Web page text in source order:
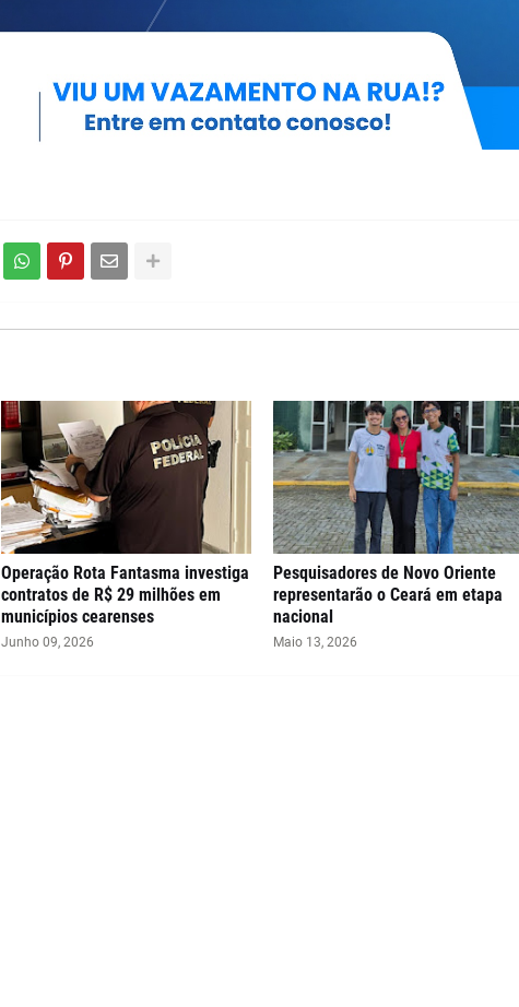
Operação Rota Fantasma investiga
contratos de R$ 29 milhões em
municípios cearenses
Junho 09, 2026
Pesquisadores de Novo Oriente
representarão o Ceará em etapa
nacional
Maio 13, 2026